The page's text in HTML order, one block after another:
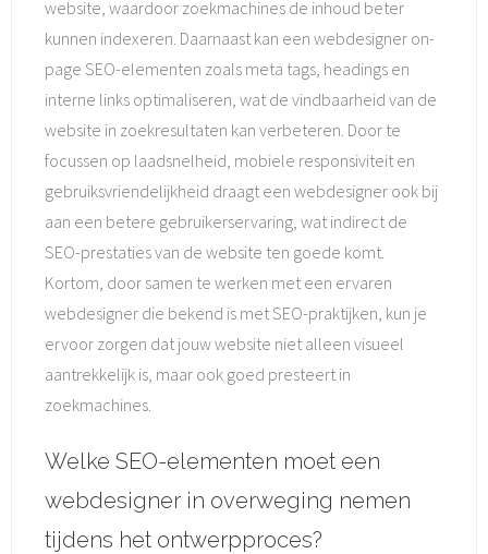
website, waardoor zoekmachines de inhoud beter
kunnen indexeren. Daarnaast kan een webdesigner on-
page SEO-elementen zoals meta tags, headings en
interne links optimaliseren, wat de vindbaarheid van de
website in zoekresultaten kan verbeteren. Door te
focussen op laadsnelheid, mobiele responsiviteit en
gebruiksvriendelijkheid draagt een webdesigner ook bij
aan een betere gebruikerservaring, wat indirect de
SEO-prestaties van de website ten goede komt.
Kortom, door samen te werken met een ervaren
webdesigner die bekend is met SEO-praktijken, kun je
ervoor zorgen dat jouw website niet alleen visueel
aantrekkelijk is, maar ook goed presteert in
zoekmachines.
Welke SEO-elementen moet een
webdesigner in overweging nemen
tijdens het ontwerpproces?